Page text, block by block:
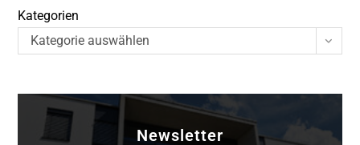
Kategorien
Kategorie auswählen
Newsletter